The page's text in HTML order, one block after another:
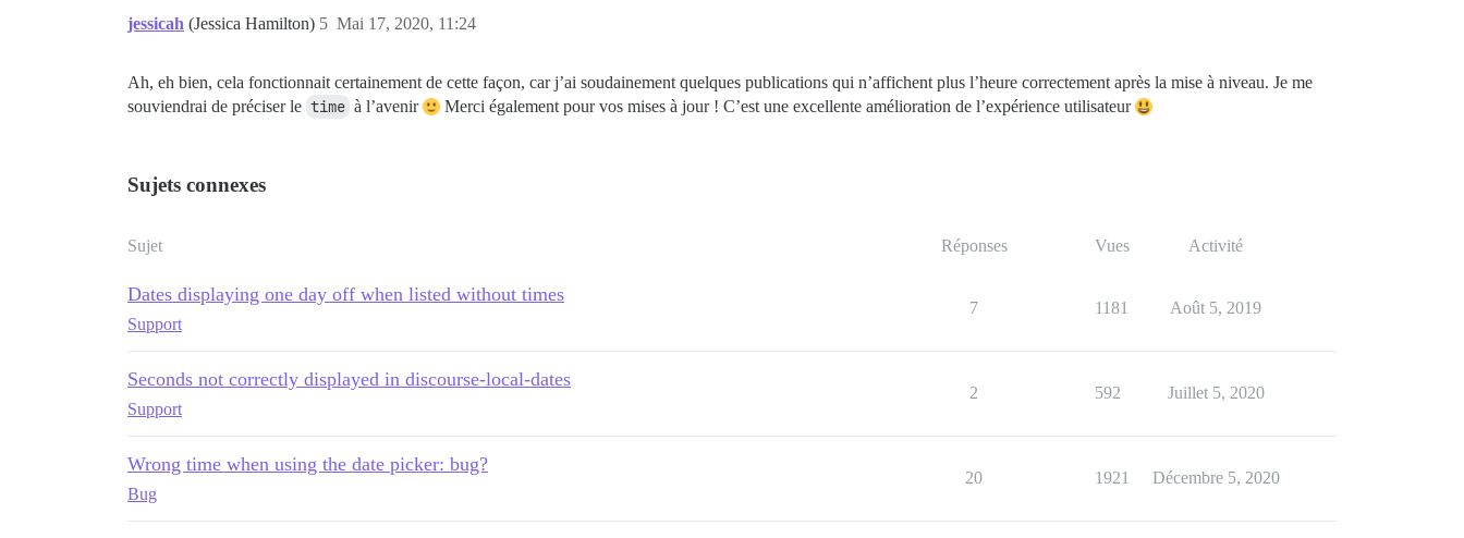
jessicah (Jessica Hamilton) Mai 17, 2020, 11:24
5
Ah, eh bien, cela fonctionnait certainement de cette façon, car j’ai soudainement quelques publications qui n’affichent plus l’heure correctement après la mise à niveau. Je me
souviendrai de préciser le time à l’avenir Merci également pour vos mises à jour ! C’est une excellente amélioration de l’expérience utilisateur
Sujets connexes
Sujet Réponses Vues Activité
Dates displaying one day off when listed without times
Support
7 1181 Août 5, 2019
Seconds not correctly displayed in discourse-local-dates
Support
2 592 Juillet 5, 2020
Wrong time when using the date picker: bug?
Bug
20 1921 Décembre 5, 2020